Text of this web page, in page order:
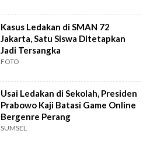
Kasus Ledakan di SMAN 72
Jakarta, Satu Siswa Ditetapkan
Jadi Tersangka
FOTO
Usai Ledakan di Sekolah, Presiden
Prabowo Kaji Batasi Game Online
Bergenre Perang
SUMSEL